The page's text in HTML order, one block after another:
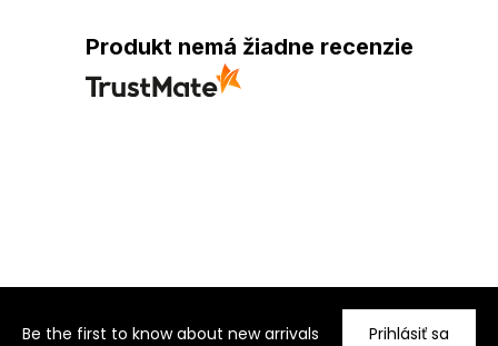
Produkt nemá žiadne recenzie
Be the first to know about new arrivals Prihlásiť sa